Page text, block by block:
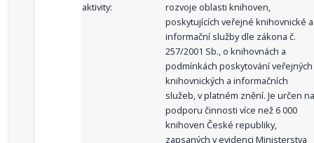
aktivity:
rozvoje oblasti knihoven,
poskytujících veřejné knihovnické a
informační služby dle zákona č.
257/2001 Sb., o knihovnách a
podmínkách poskytování veřejných
knihovnických a informačních
služeb, v platném znění. Je určen na
podporu činnosti více než 6 000
knihoven České republiky,
zapsaných v evidenci Ministerstva